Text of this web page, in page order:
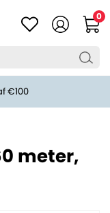
0
€100
meter,